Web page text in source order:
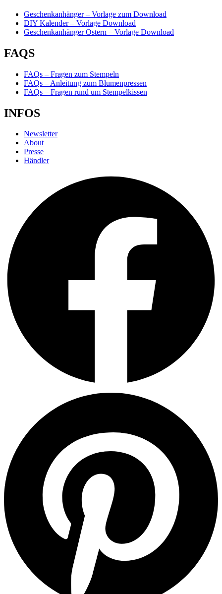
Geschenkanhänger – Vorlage zum Download
DIY Kalender – Vorlage Download
Geschenkanhänger Ostern – Vorlage Download
FAQS
FAQs – Fragen zum Stempeln
FAQs – Anleitung zum Blumenpressen
FAQs – Fragen rund um Stempelkissen
INFOS
Newsletter
About
Presse
Händler